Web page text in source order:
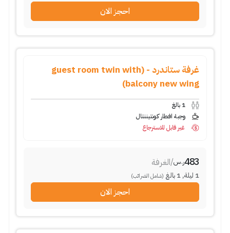
احجز الان
غرفة ستاندرد - (guest room twin with
balcony new wing)
1 بالغ
وجبة افطار كونتيننتال
غير قابل للاسترجاع
483ر.س/الغرفة
1 ليلة,
1 بالغ (شامل الضرائب)
احجز الان